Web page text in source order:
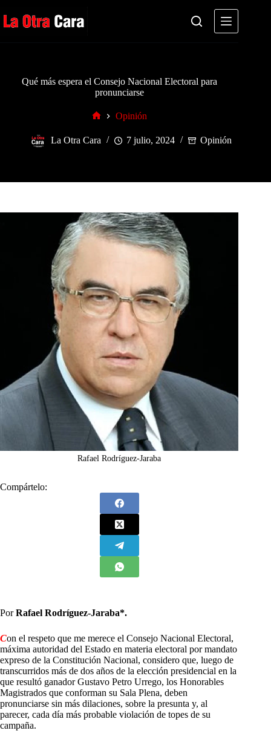
al
contenido
Qué más espera el Consejo Nacional Electoral para
pronunciarse
Opinión
La Otra Cara 7 julio, 2024 Opinión
Rafael Rodríguez-Jaraba
Compártelo:
PorRafael Rodríguez-Jaraba*.
Con el respeto que me merece el Consejo Nacional Electoral,
máxima autoridad del Estado en materia electoral por mandato
expreso de la Constitución Nacional, considero que, luego de
transcurridos más de dos años de la elección presidencial en la
que resultó ganador Gustavo Petro Urrego, los Honorables
Magistrados que conforman su Sala Plena, deben
pronunciarse sin más dilaciones, sobre la presunta y, al
parecer, cada día más probable violación de topes de su
campaña.